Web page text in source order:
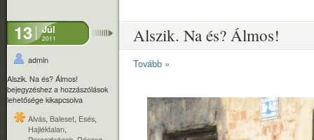
13 Júl
2011
admin
Alszik. Na és? Álmos!
bejegyzéshez a hozzászólások
lehetősége kikapcsolva
Alvás Baleset Esés
Hajléktalan
Alszik. Na és? Álmos!
Tovább »